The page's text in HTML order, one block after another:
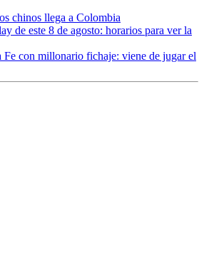
chinos llega a Colombia
de este 8 de agosto: horarios para ver la
Fe con millonario fichaje: viene de jugar el